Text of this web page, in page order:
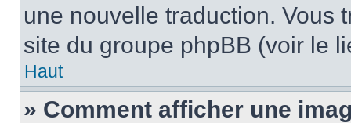
une nouvelle traduction. Vous
site du groupe phpBB (voir le
Haut
» Comment afficher une